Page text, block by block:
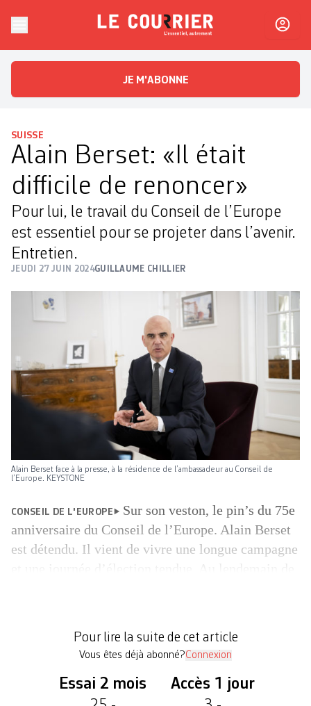
Le CourrierL'essentiel, autrement
JE M'ABONNE
SUISSE
Alain Berset: «Il était
difficile de renoncer»
Pour lui, le travail du Conseil de l’Europe
est essentiel pour se projeter dans l’avenir.
Entretien.
JEUDI 27 JUIN 2024GUILLAUME CHILLIER
Alain Berset face à la presse, à la résidence de l’ambassadeur au Conseil de
l’Europe. KEYSTONE
CONSEIL DE L'EUROPE
Sur son veston, le pin’s du 75e
anniversaire du Conseil de l’Europe. Alain Berset
est détendu. Il vient de vivre une longue campagne
A la fin de votre […]
Pour lire la suite de cet article
Vous êtes déjà abonné?Connexion
Essai 2 mois Accès 1 jour